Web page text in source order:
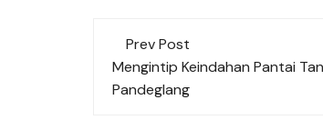
Post
navigation
Prev Post
Mengintip Keindahan Pantai
Pandeglang